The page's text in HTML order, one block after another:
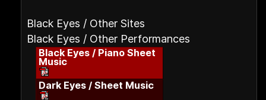
Black Eyes / Other Sites
Black Eyes / Other Performances
Black Eyes / Piano Sheet
Music
Dark Eyes / Sheet Music